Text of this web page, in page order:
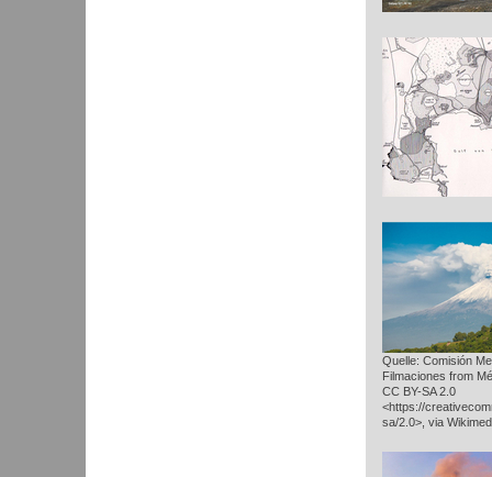
Quelle: Comisión
Filmaciones from
CC BY-SA 2.0
<https://
sa/2.0>, via